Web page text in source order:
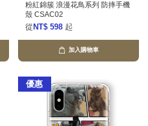
粉紅錦簇 浪漫花鳥系列 防摔手機
殼 CSAC02
從 NT$ 598 起
加入購物車
優惠